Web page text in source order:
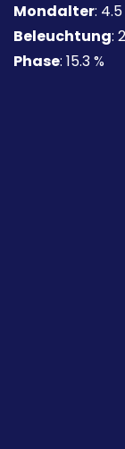
Mondalter:
Beleuchtung:
Phase: 15.3 %